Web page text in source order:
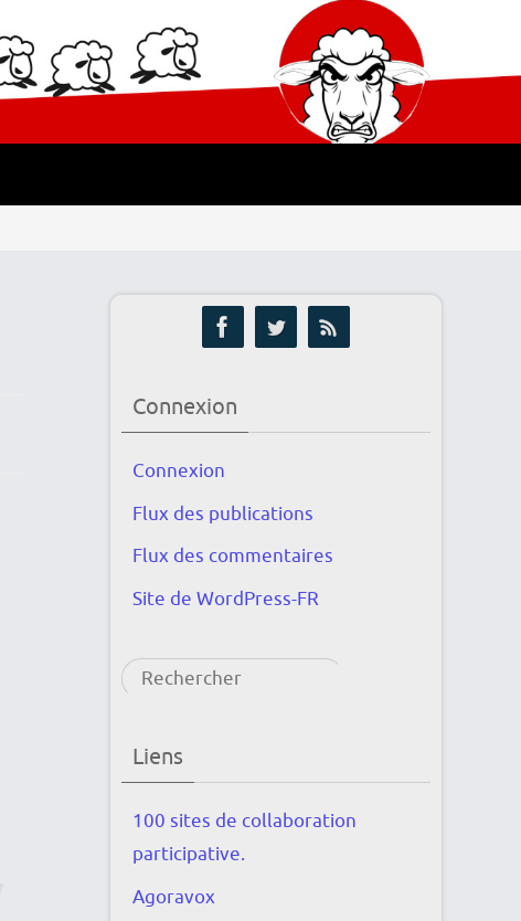
Connexion
Connexion
Flux des publications
Flux des commentaires
Site de WordPress-FR
Rechercher
Liens
100 sites de collaboration
participative.
Agoravox